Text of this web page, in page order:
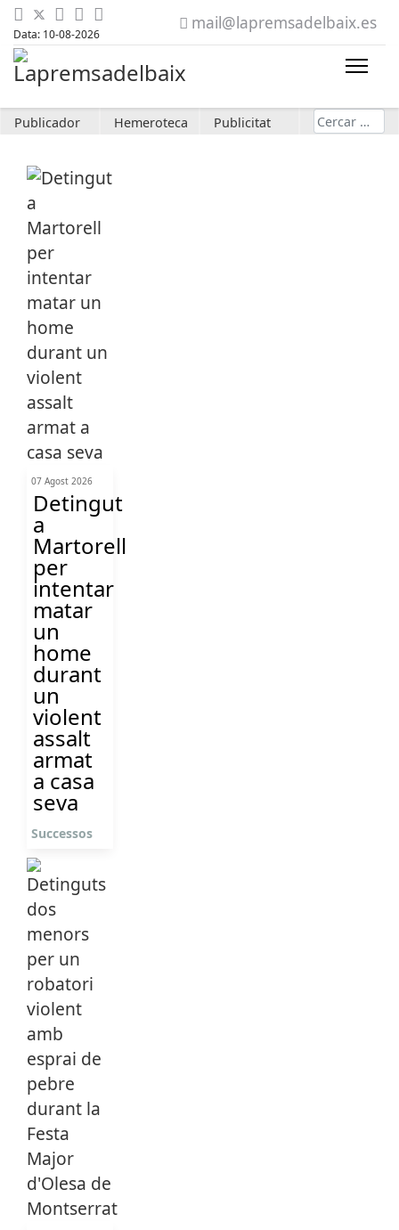
Data: 10-08-2026
mail@lapremsadelbaix.es
Publicador Hemeroteca Publicitat Cerca
07 Agost 2026
Detingut
a
Martorell
per
intentar
matar
un
home
durant
un
violent
assalt
armat
a casa
seva
Successos